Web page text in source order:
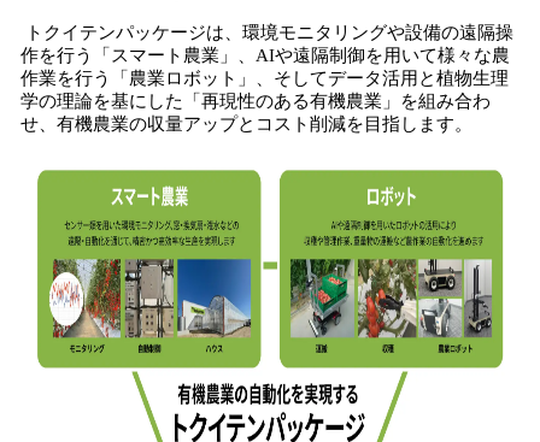
トクイテンパッケージは、環境モニタリングや設備の遠隔操
作を行う「スマート農業」、AIや遠隔制御を用いて様々な農
作業を行う「農業ロボット」、そしてデータ活用と植物生理
学の理論を基にした「再現性のある有機農業」を組み合わ
せ、有機農業の収量アップとコスト削減を目指します。